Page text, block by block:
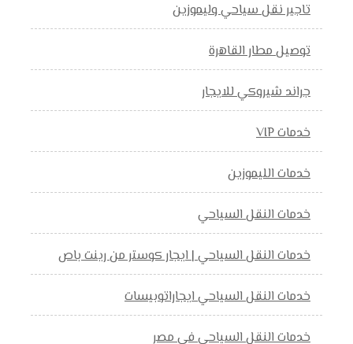
تاجير نقل سياحي وليموزين
توصيل مطار القاهرة
جراند شيروكي للايجار
خدمات VIP
خدمات الليموزين
خدمات النقل السياحي
خدمات النقل السياحي | ايجار كوستر من رينت باص
خدمات النقل السياحي ايجاراتوبيسات
خدمات النقل السياحي في مصر